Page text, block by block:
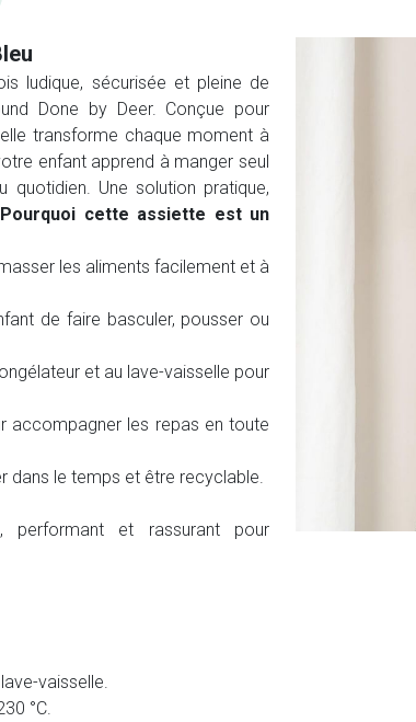
ludique, sécurisée et pleine de
Done by Deer. Conçue pour
transforme chaque moment à
enfant apprend à manger seul
Une solution pratique,
Pourquoi cette assiette est un
les aliments facilement et à
de faire basculer, pousser ou
et au lave-vaisselle pour
accompagner les repas en toute
dans le temps et être recyclable.
performant et rassurant pour
vaisselle.
°C.